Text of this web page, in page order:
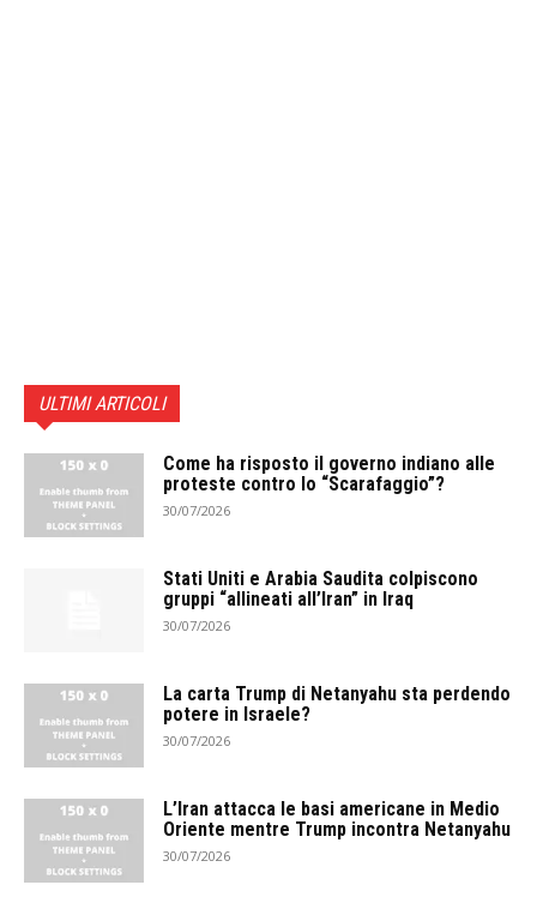
ULTIMI ARTICOLI
Come ha risposto il governo indiano alle
proteste contro lo “Scarafaggio”?
30/07/2026
Stati Uniti e Arabia Saudita colpiscono
gruppi “allineati all’Iran” in Iraq
30/07/2026
La carta Trump di Netanyahu sta perdendo
potere in Israele?
30/07/2026
L’Iran attacca le basi americane in Medio
Oriente mentre Trump incontra Netanyahu
30/07/2026